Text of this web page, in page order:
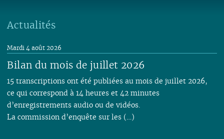
Actualités
Bilan du mois de juillet 2026
Mardi 4 août 2026
15 transcriptions ont été publiées au mois de juillet 2026,
ce qui correspond à 14 heures et 42 minutes
d’enregistrements audio ou de vidéos.
La commission d’enquête sur les (…)